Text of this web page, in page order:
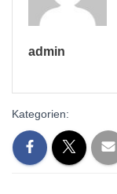
admin
Kategorien: